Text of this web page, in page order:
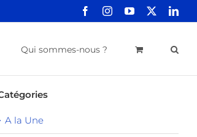
FacebookInstagramYouTube
Qui sommes-nous ?
A la Une